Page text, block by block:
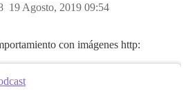
19 Agosto, 2019 09:54
con imágenes http: